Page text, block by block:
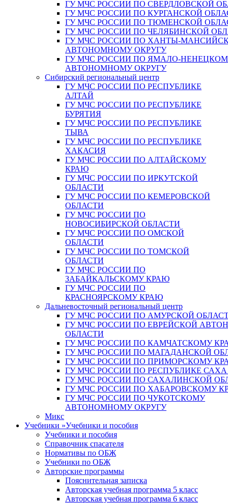
ГУ МЧС РОССИИ ПО СВЕРДЛОВСКОЙ
ГУ МЧС РОССИИ ПО КУРГАНСКОЙ
ГУ МЧС РОССИИ ПО ТЮМЕНСКОЙ
ГУ МЧС РОССИИ ПО ЧЕЛЯБИНСКОЙ
ГУ МЧС РОССИИ ПО ХАНТЫ-
АВТОНОМНОМУ ОКРУГУ
ГУ МЧС РОССИИ ПО ЯМАЛО-
АВТОНОМНОМУ ОКРУГУ
Сибирский региональный центр
ГУ МЧС РОССИИ ПО РЕСПУБЛИКЕ
АЛТАЙ
ГУ МЧС РОССИИ ПО РЕСПУБЛИКЕ
БУРЯТИЯ
ГУ МЧС РОССИИ ПО РЕСПУБЛИКЕ
ТЫВА
ГУ МЧС РОССИИ ПО РЕСПУБЛИКЕ
ХАКАСИЯ
ГУ МЧС РОССИИ ПО АЛТАЙСКОМУ
КРАЮ
ГУ МЧС РОССИИ ПО ИРКУТСКОЙ
ОБЛАСТИ
ГУ МЧС РОССИИ ПО КЕМЕРОВСКОЙ
ОБЛАСТИ
ГУ МЧС РОССИИ ПО
НОВОСИБИРСКОЙ ОБЛАСТИ
ГУ МЧС РОССИИ ПО ОМСКОЙ
ОБЛАСТИ
ГУ МЧС РОССИИ ПО ТОМСКОЙ
ОБЛАСТИ
ГУ МЧС РОССИИ ПО
ЗАБАЙКАЛЬСКОМУ КРАЮ
ГУ МЧС РОССИИ ПО
КРАСНОЯРСКОМУ КРАЮ
Дальневосточный региональный центр
ГУ МЧС РОССИИ ПО АМУРСКОЙ
ГУ МЧС РОССИИ ПО ЕВРЕЙСКОЙ
ОБЛАСТИ
ГУ МЧС РОССИИ ПО КАМЧАТСКОМУ
ГУ МЧС РОССИИ ПО МАГАДАНСКОЙ
ГУ МЧС РОССИИ ПО ПРИМОРСКОМУ
ГУ МЧС РОССИИ ПО РЕСПУБЛИКЕ
ГУ МЧС РОССИИ ПО САХАЛИНСКОЙ
ГУ МЧС РОССИИ ПО ХАБАРОВСКОМУ
ГУ МЧС РОССИИ ПО ЧУКОТСКОМУ
АВТОНОМНОМУ ОКРУГУ
Микс
Учебники »Учебники и пособия
Учебники и пособия
Справочник спасателя
Нормативы по ОБЖ
Учебники по ОБЖ
Авторские программы
Пояснительная записка
Авторская учебная программа 5 класс
Авторская учебная программа 6 класс